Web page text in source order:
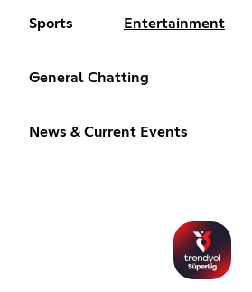
Sports Entertainment
General Chatting
News & Current Events